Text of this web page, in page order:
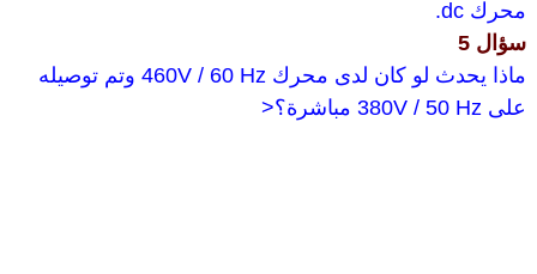
محرك dc.
سؤال 5
ماذا يحدث لو كان لدى محرك 460V / 60 Hz وتم توصيله
على 380V / 50 Hz مباشرة؟<